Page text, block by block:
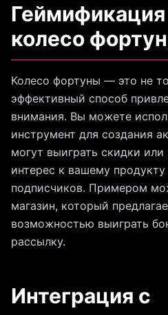
Геймификация
колесо
Колесо фортуны — это не
эффективный способ
внимания. Вы можете
инструмент для создания
могут выиграть скидки
интерес к вашему
подписчиков. Примером
магазин, который
возможностью выиграть
рассылку.
Интеграция с